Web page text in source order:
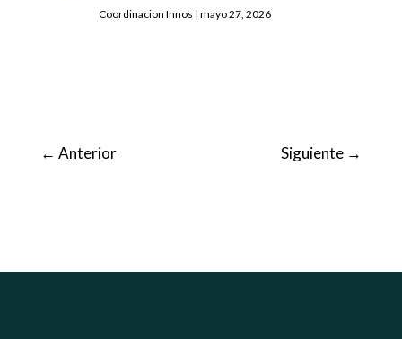
Coordinacion Innos | mayo 27, 2026
← Anterior Siguiente →